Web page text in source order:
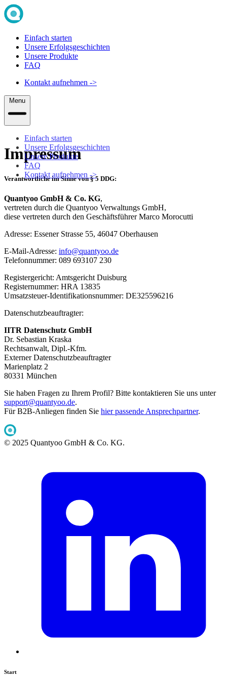
Einfach starten
Unsere Erfolgsgeschichten
Unsere Produkte
FAQ
Kontakt aufnehmen ->
Menu
Einfach starten
Unsere Erfolgsgeschichten
Unsere Produkte
FAQ
Kontakt aufnehmen ->
Impressum
Verantwortliche im Sinne von § 5 DDG:
Quantyoo GmbH & Co. KG,
vertreten durch die Quantyoo Verwaltungs GmbH,
diese vertreten durch den Geschäftsführer Marco Morocutti
Adresse: Essener Strasse 55, 46047 Oberhausen
E-Mail-Adresse: info@quantyoo.de
Telefonnummer: 089 693107 230
Registergericht: Amtsgericht Duisburg
Registernummer: HRA 13835
Umsatzsteuer-Identifikationsnummer: DE325596216
Datenschutzbeauftragter:
IITR Datenschutz GmbH
Dr. Sebastian Kraska
Rechtsanwalt, Dipl.-Kfm.
Externer Datenschutzbeauftragter
Marienplatz 2
80331 München
Sie haben Fragen zu Ihrem Profil? Bitte kontaktieren Sie uns unter
support@quantyoo.de.
Für B2B-Anliegen finden Sie hier passende Ansprechpartner.
© 2025 Quantyoo GmbH & Co. KG.
Start